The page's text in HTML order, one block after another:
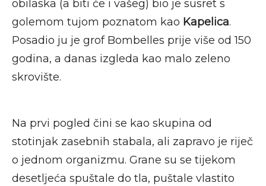
obilaska (a biti će i vašeg) bio je susret s
golemom tujom poznatom kao Kapelica.
Posadio ju je grof Bombelles prije više od 150
godina, a danas izgleda kao malo zeleno
skrovište.
Na prvi pogled čini se kao skupina od
stotinjak zasebnih stabala, ali zapravo je riječ
o jednom organizmu. Grane su se tijekom
desetljeća spuštale do tla, puštale vlastito